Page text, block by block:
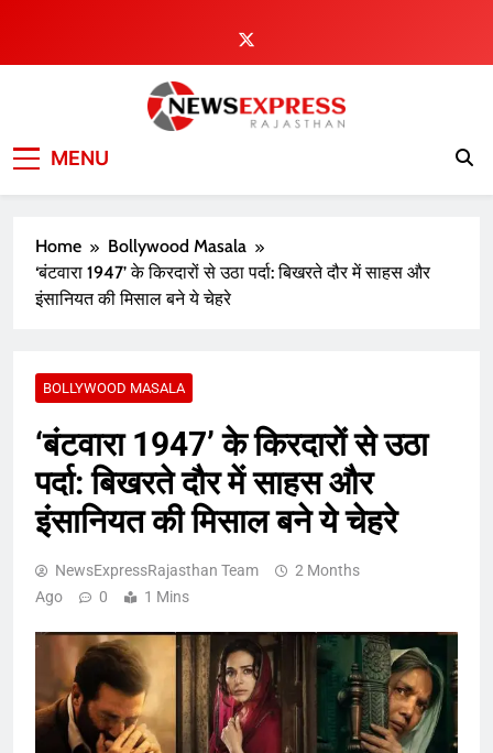
content
MENU
Home
Bollywood Masala
‘बंटवारा 1947’ के किरदारों से उठा पर्दा: बिखरते दौर में साहस और
इंसानियत की मिसाल बने ये चेहरे
BOLLYWOOD MASALA
‘बंटवारा 1947’ के किरदारों से उठा
पर्दा: बिखरते दौर में साहस और
इंसानियत की मिसाल बने ये चेहरे
NewsExpressRajasthan Team
2 Months
Ago
0 1 Mins